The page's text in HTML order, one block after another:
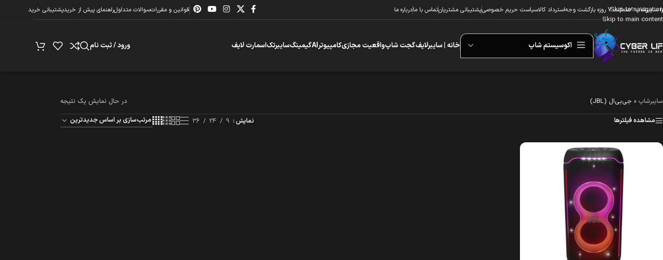
Skip to navigation
Skip to main content
سایبرشاپ ؟ضمانت 7 روزه بازگشت وجه استرداد کالاسیاست حریم خصوصیپشتیبانی مشتریانتماس با مادرباره ما قوانین و مقرراتسوالات متداولراهنمای پیش از خریدپشتیبانی خرید
اکوسیستم شاپ خانه | سایبرلایفگجت شاپواقعیت مجازیکامپیوترAIگیمینگسایبرتکاسمارت لایف ورود / ثبت نام
سایبرشاپ » جی‌بی‌ال (JBL)
در حال نمایش یک نتیجه
مشاهده فیلترها
نمایش 9
24
36